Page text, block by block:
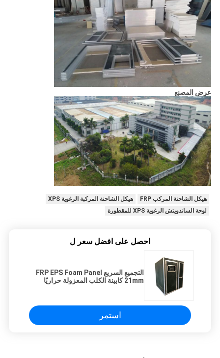
عرض المصنع
هيكل الشاحنة المركب FRP
هيكل الشاحنة المركبة الرغوية XPS
لوحة الساندويتش الرغوية XPS للمقطورة
احصل على افضل سعر ل
التجميع السريع FRP EPS Foam Panel
21mm كابينة الكلب المعزولة حراريًا
استمر